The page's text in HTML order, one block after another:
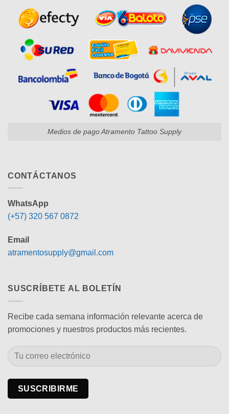
Medios de pago Atramento Tattoo Supply
CONTÁCTANOS
WhatsApp
(+57) 320 567 0872
Email
atramentosupply@gmail.com
SUSCRÍBETE AL BOLETÍN
Recibe cada semana información relevante acerca de
promociones y nuestros productos más recientes.